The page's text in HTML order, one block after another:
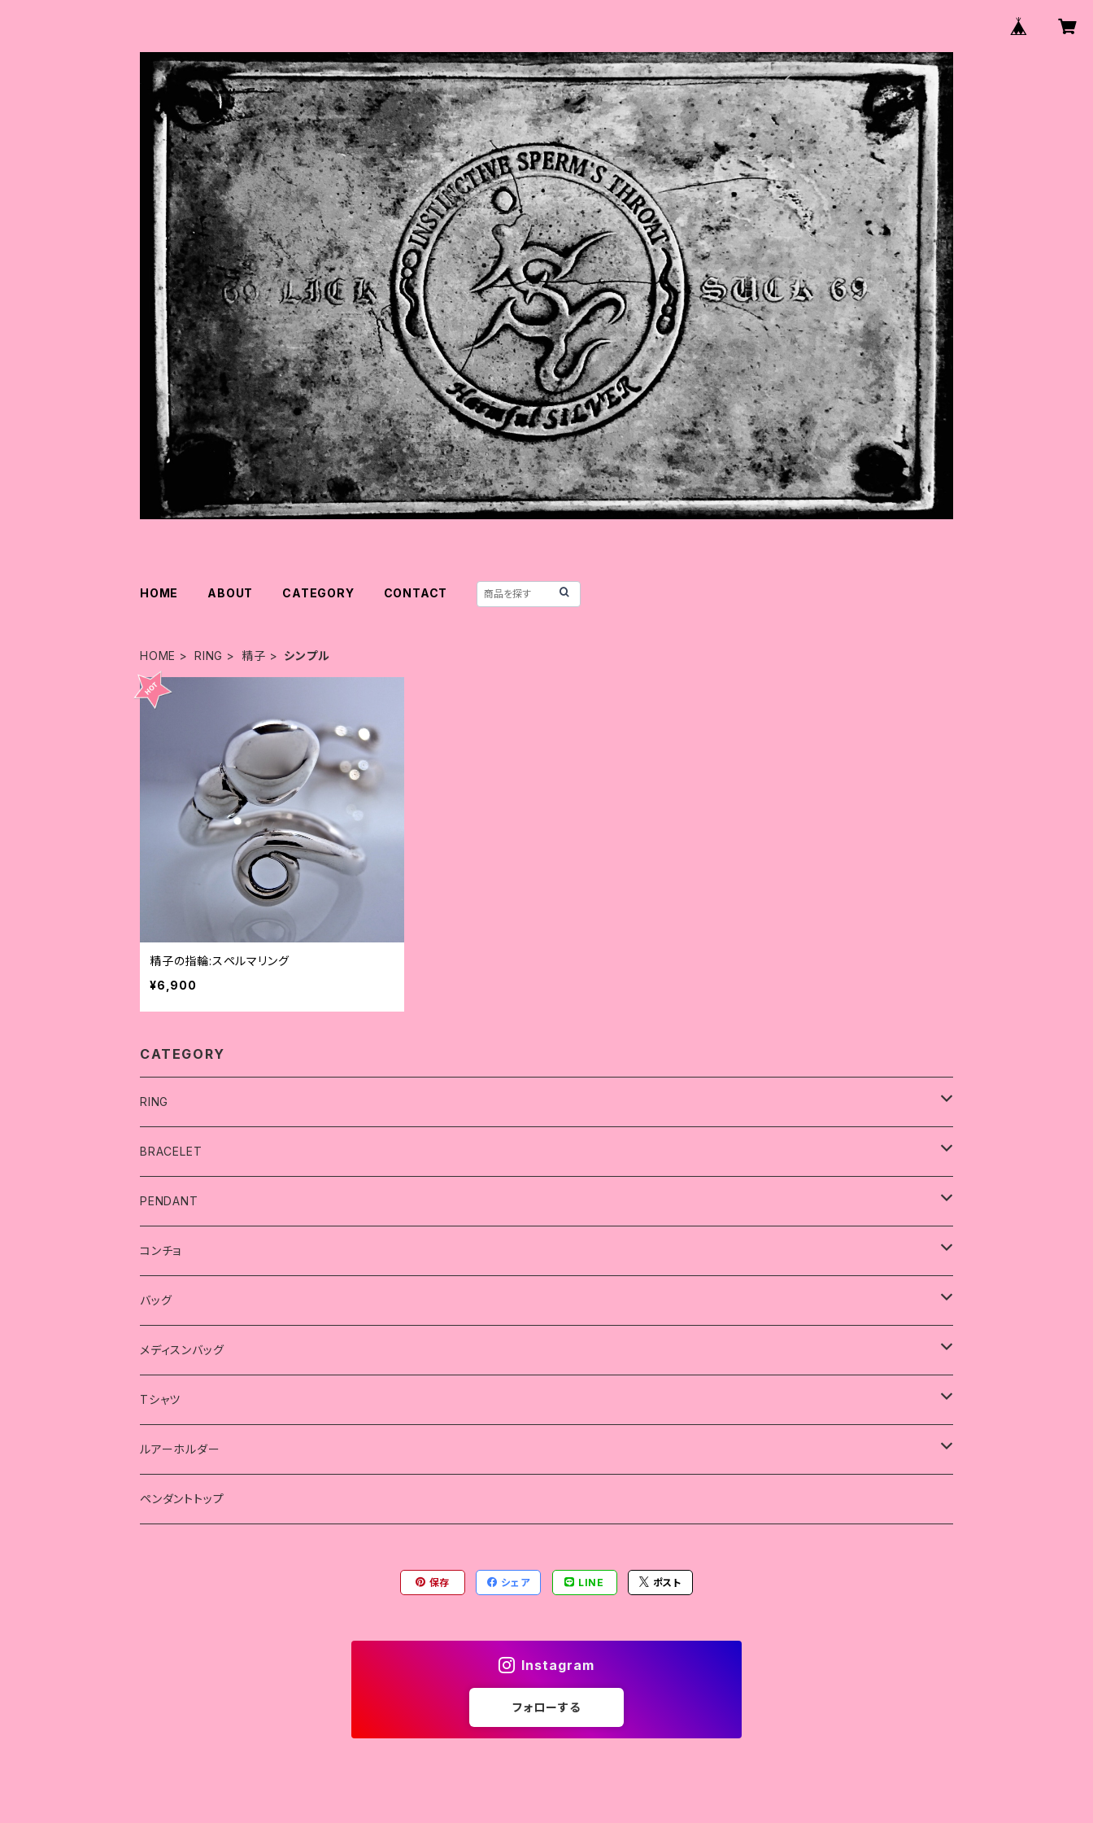
HOME ABOUT CATEGORY CONTACT
HOME RING 精子 シンプル
精子の指輪:スペルマリング
¥6,900
CATEGORY
RING
リング
スカル
シンプル
精子
シンプル
クロス
薔薇
シンプル
蓮の華
ピンキーリング
BRACELET
ブレスレット
スカル
コラボ
ハート
ハート
PENDANT
ペンダント
スカル
コラボ
精子
薔薇
クロス
コウモリ
トライバル
精子
クロス
ハート
コンチョ
コンチョ
海賊
スカル
インディアン
海賊
バッグ
メディスンバッグ
スカルコンチョのバッグ
ガンベルト風バッグ
メディスンバッグ
スカルコンチョのバッグ
ガンベルト風バッグ
Tシャツ
コラボ
スカル
ルアーホルダー
スカル
ペンダントトップ
保存 シェア LINE ポスト
Instagram
フォローする